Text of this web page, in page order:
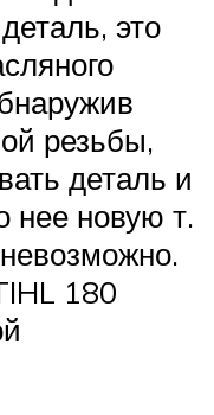
это
резьбы,
деталь и
нее новую т.
180